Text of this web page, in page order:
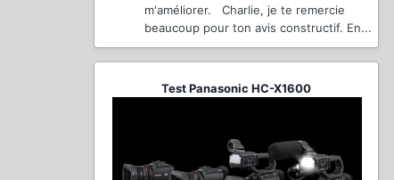
m'améliorer. Charlie, je te remercie
beaucoup pour ton avis constructif. En...
Test Panasonic HC-X1600